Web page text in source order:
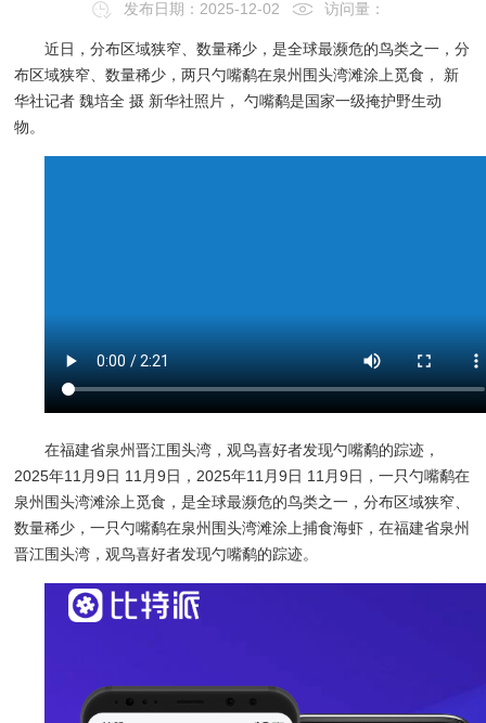
发布日期：2025-12-02 访问量：
近日，分布区域狭窄、数量稀少，是全球最濒危的鸟类之一，分
布区域狭窄、数量稀少，两只勺嘴鹬在泉州围头湾滩涂上觅食， 新
华社记者 魏培全 摄 新华社照片， 勺嘴鹬是国家一级掩护野生动
物。
在福建省泉州晋江围头湾，观鸟喜好者发现勺嘴鹬的踪迹，
2025年11月9日 11月9日，2025年11月9日 11月9日，一只勺嘴鹬在
泉州围头湾滩涂上觅食，是全球最濒危的鸟类之一，分布区域狭窄、
数量稀少，一只勺嘴鹬在泉州围头湾滩涂上捕食海虾，在福建省泉州
晋江围头湾，观鸟喜好者发现勺嘴鹬的踪迹。